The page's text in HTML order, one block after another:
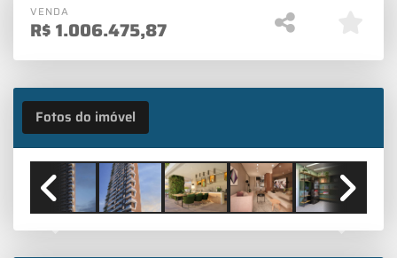
VENDA
R$1.006.475,87
Fotos do imóvel
VISUAL
Previous Next